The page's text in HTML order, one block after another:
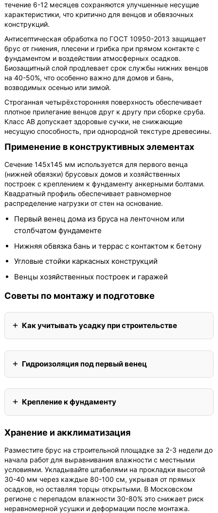
течение 6-12 месяцев сохраняются улучшенные несущие
характеристики, что критично для венцов и обвязочных
конструкций.
Антисептическая обработка по ГОСТ 10950-2013 защищает
брус от гниения, плесени и грибка при прямом контакте с
фундаментом и воздействии атмосферных осадков.
Биозащитный слой продлевает срок службы нижних венцов
на 40-50%, что особенно важно для домов и бань,
возводимых осенью или зимой.
Строганная четырёхсторонняя поверхность обеспечивает
плотное прилегание венцов друг к другу при сборке сруба.
Класс АВ допускает здоровые сучки, не снижающие
несущую способность, при однородной текстуре древесины.
Применение в конструктивных элементах
Сечение 145х145 мм используется для первого венца
(нижней обвязки) брусовых домов и хозяйственных
построек с креплением к фундаменту анкерными болтами.
Квадратный профиль обеспечивает равномерное
распределение нагрузки от стен на основание.
Первый венец дома из бруса на ленточном или
столбчатом фундаменте
Нижняя обвязка бань и террас с контактом к бетону
Угловые стойки каркасных конструкций
Венцы хозяйственных построек и гаражей
Советы по монтажу и подготовке
Как учитывать усадку при строительстве
Гидроизоляция под первый венец
Крепление к фундаменту
Хранение и акклиматизация
Разместите брус на строительной площадке за 2-3 недели до
начала работ для выравнивания влажности с местными
условиями. Укладывайте штабелями на прокладки высотой
30-40 мм через каждые 80-100 см, укрывая от прямых
осадков, но оставляя торцы открытыми. В Московском
регионе с перепадом влажности 30-80% это снижает риск
неравномерной усушки и деформации после монтажа.